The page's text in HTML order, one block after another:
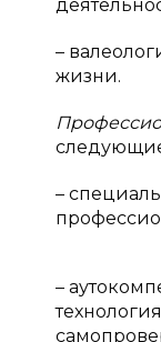
–
жизни.
–
–